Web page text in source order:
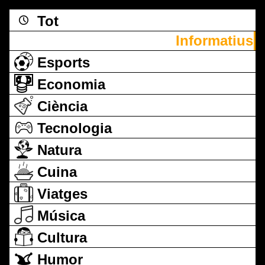
Tot
Informatius
Esports
Economia
Ciència
Tecnologia
Natura
Cuina
Viatges
Música
Cultura
Humor